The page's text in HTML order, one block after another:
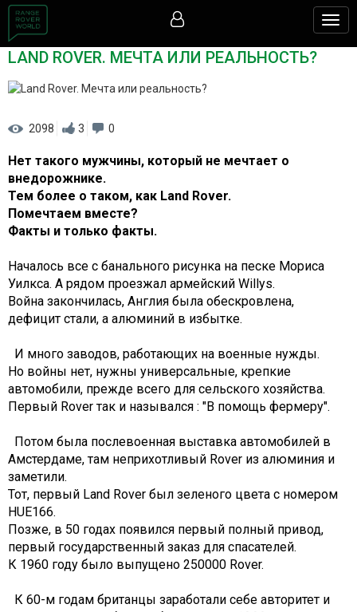
LAND ROVER. МЕЧТА ИЛИ РЕАЛЬНОСТЬ?
2098 3 0
Нет такого мужчины, который не мечтает о
внедорожнике.
Тем более о таком, как Land Rover.
Помечтаем вместе?
Факты и только факты.
Началось все с банального рисунка на песке Мориса
Уилкса. А рядом проезжал армейский Willys.
Война закончилась, Англия была обескровлена,
дефицит стали, а алюминий в избытке.
И много заводов, работающих на военные нужды.
Но войны нет, нужны универсальные, крепкие
автомобили, прежде всего для сельского хозяйства.
Первый Rover так и назывался : "В помощь фермеру".
Потом была послевоенная выставка автомобилей в
Амстердаме, там неприхотливый Rover из алюминия и
заметили.
Тот, первый Land Rover был зеленого цвета с номером
HUE166.
Позже, в 50 годах появился первый полный привод,
первый государственный заказ для спасателей.
К 1960 году было выпущено 250000 Rover.
К 60-м годам британцы заработали себе авторитет и